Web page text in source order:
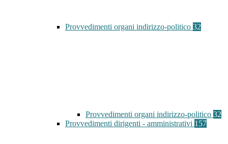
Provvedimenti organi indirizzo-politico 32
Provvedimenti organi indirizzo-politico 32
Provvedimenti dirigenti - amministrativi 157